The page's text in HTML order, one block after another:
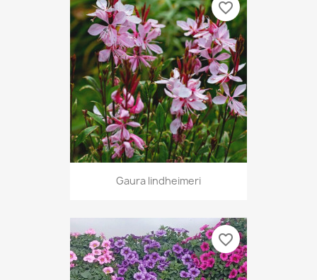
Gaura lindheimeri
favorite_border
favorite_border